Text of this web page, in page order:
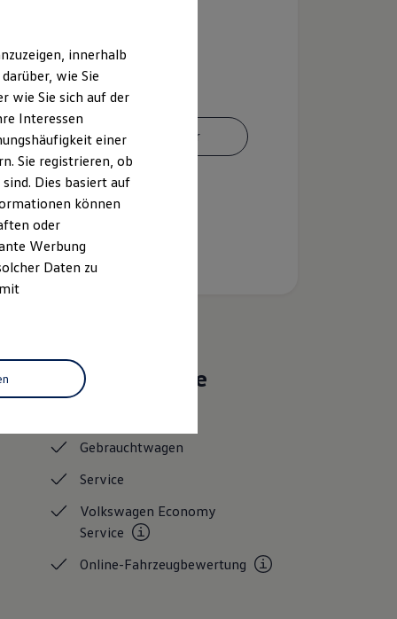
Ansprechpartner
Das sind unsere
Leistungen
Gebrauchtwagen
Service
Volkswagen Economy
Service
Online-Fahrzeugbewertung
innerhalb
wie Sie
wie Sie sich auf der
Interessen
einer
Sie registrieren, ob
Dies basiert auf
können
oder
Werbung
Daten zu